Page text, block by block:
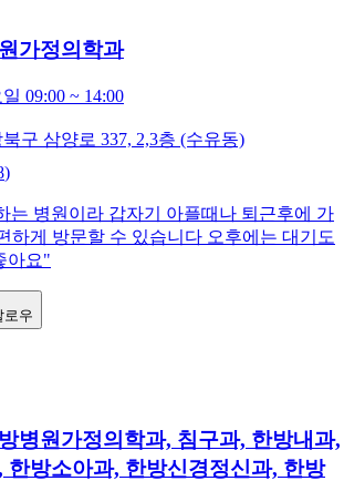
가정의학과
일 09:00 ~ 14:00
구 삼양로 337, 2,3층 (수유동)
)
는 병원이라 갑자기 아플때나 퇴근후에 가
하게 방문할 수 있습니다 오후에는 대기도
아요"
로우
병원 가정의학과, 침구과, 한방내과,
한방소아과, 한방신경정신과, 한방